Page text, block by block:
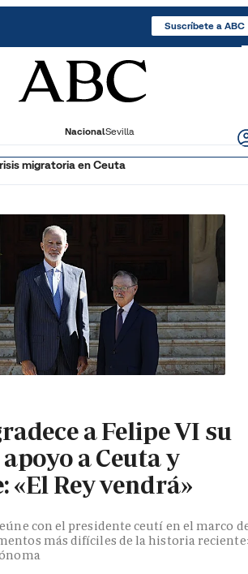
Suscríbete a ABC
NacionalSevilla
migratoria en Ceuta
a Felipe VI su
a Ceuta y
«El Rey vendrá»
con el presidente ceutí en el marco
más difíciles de la historia